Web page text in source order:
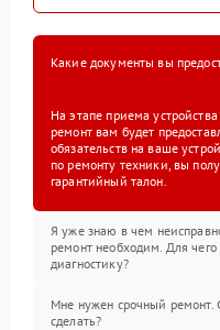
Какие документы вы
На этапе приема
ремонт вам будет
обязательств на ваше
по ремонту техники, вы
гарантийный талон.
Я уже знаю в чем
ремонт необходим. Для чего
диагностику?
Мне нужен срочный ремонт.
сделать?